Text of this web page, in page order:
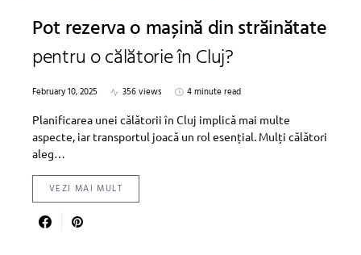
Pot rezerva o mașină din străinătate
pentru o călătorie în Cluj?
February 10, 2025 356 views
4 minute read
Planificarea unei călătorii în Cluj implică mai multe
aspecte, iar transportul joacă un rol esențial. Mulți călători
aleg…
VEZI MAI MULT